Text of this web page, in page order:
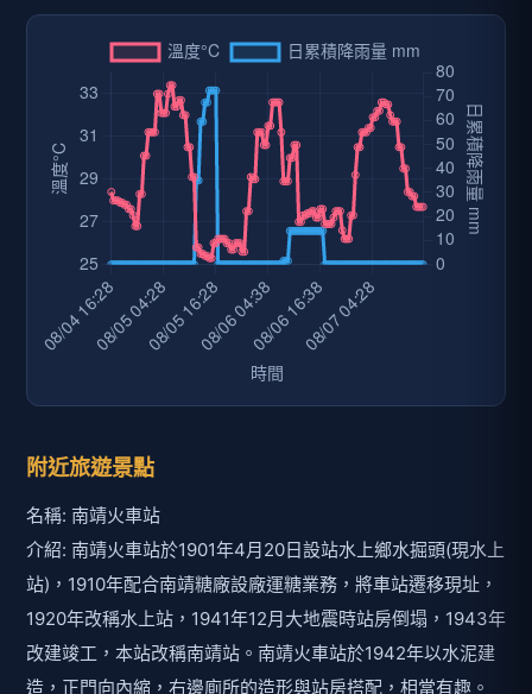
附近旅遊景點
名稱: 南靖火車站
介紹: 南靖火車站於1901年4月20日設站水上鄉水掘頭(現水上
站)，1910年配合南靖糖廠設廠運糖業務，將車站遷移現址，
1920年改稱水上站，1941年12月大地震時站房倒塌，1943年
改建竣工，本站改稱南靖站。南靖火車站於1942年以水泥建
造，正門向內縮，右邊廁所的造形與站房搭配，相當有趣。